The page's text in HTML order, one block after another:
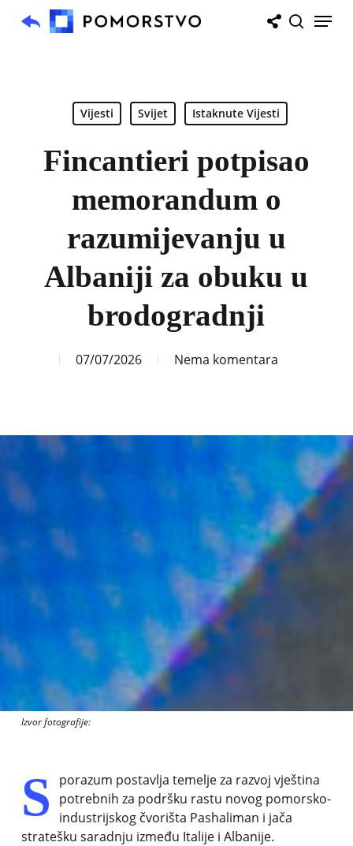
Menu
Vijesti Svijet Istaknute Vijesti
Fincantieri potpisao
memorandum o
razumijevanju u
Albaniji za obuku u
brodogradnji
07/07/2026 Nema komentara
Izvor fotografije:
S
porazum postavlja temelje za razvoj vještina
potrebnih za podršku rastu novog pomorsko-
industrijskog čvorišta Pashaliman i jača
stratešku saradnju između Italije i Albanije.